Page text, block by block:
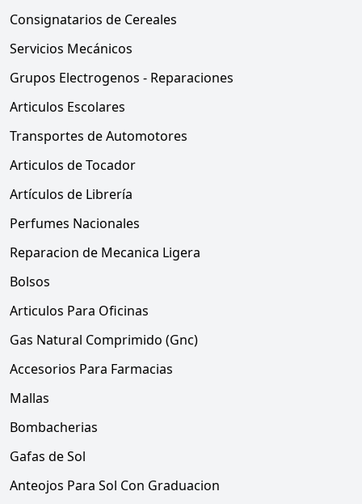
Consignatarios de Cereales
Servicios Mecánicos
Grupos Electrogenos - Reparaciones
Articulos Escolares
Transportes de Automotores
Articulos de Tocador
Artículos de Librería
Perfumes Nacionales
Reparacion de Mecanica Ligera
Bolsos
Articulos Para Oficinas
Gas Natural Comprimido (Gnc)
Accesorios Para Farmacias
Mallas
Bombacherias
Gafas de Sol
Anteojos Para Sol Con Graduacion